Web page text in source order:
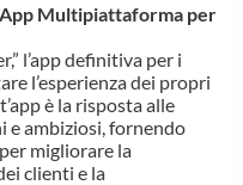
Multipiattaforma per
l’app definitiva per i
l’esperienza dei propri
è la risposta alle
e ambiziosi, fornendo
migliorare la
clienti e la